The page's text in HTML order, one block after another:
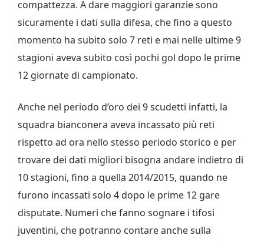
compattezza. A dare maggiori garanzie sono
sicuramente i dati sulla difesa, che fino a questo
momento ha subito solo 7 reti e mai nelle ultime 9
stagioni aveva subito così pochi gol dopo le prime
12 giornate di campionato.
Anche nel periodo d’oro dei 9 scudetti infatti, la
squadra bianconera aveva incassato più reti
rispetto ad ora nello stesso periodo storico e per
trovare dei dati migliori bisogna andare indietro di
10 stagioni, fino a quella 2014/2015, quando ne
furono incassati solo 4 dopo le prime 12 gare
disputate. Numeri che fanno sognare i tifosi
juventini, che potranno contare anche sulla